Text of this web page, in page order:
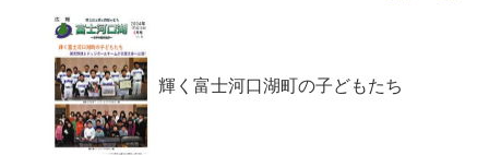
輝く富士河口湖町の子どもたち